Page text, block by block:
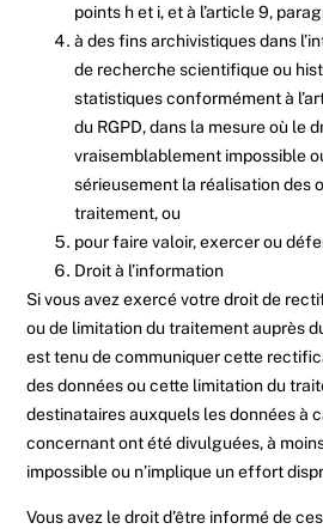
points h et i, et à l’article 9,
à des fins archivistiques dans
de recherche scientifique ou
statistiques conformément à
du RGPD, dans la mesure où le
vraisemblablement impossible
sérieusement la réalisation des
traitement, ou
pour faire valoir, exercer ou
Droit à l’information
Si vous avez exercé votre droit de
ou de limitation du traitement auprès
est tenu de communiquer cette
des données ou cette limitation du
destinataires auxquels les données à
concernant ont été divulguées, à
impossible ou n’implique un effort
Vous avez le droit d’être informé de